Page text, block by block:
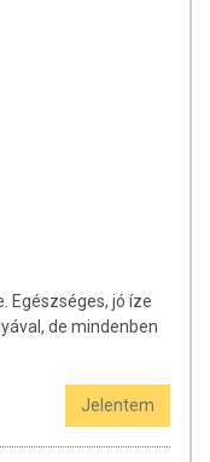
Egészséges, jó íze
de mindenben
Jelentem